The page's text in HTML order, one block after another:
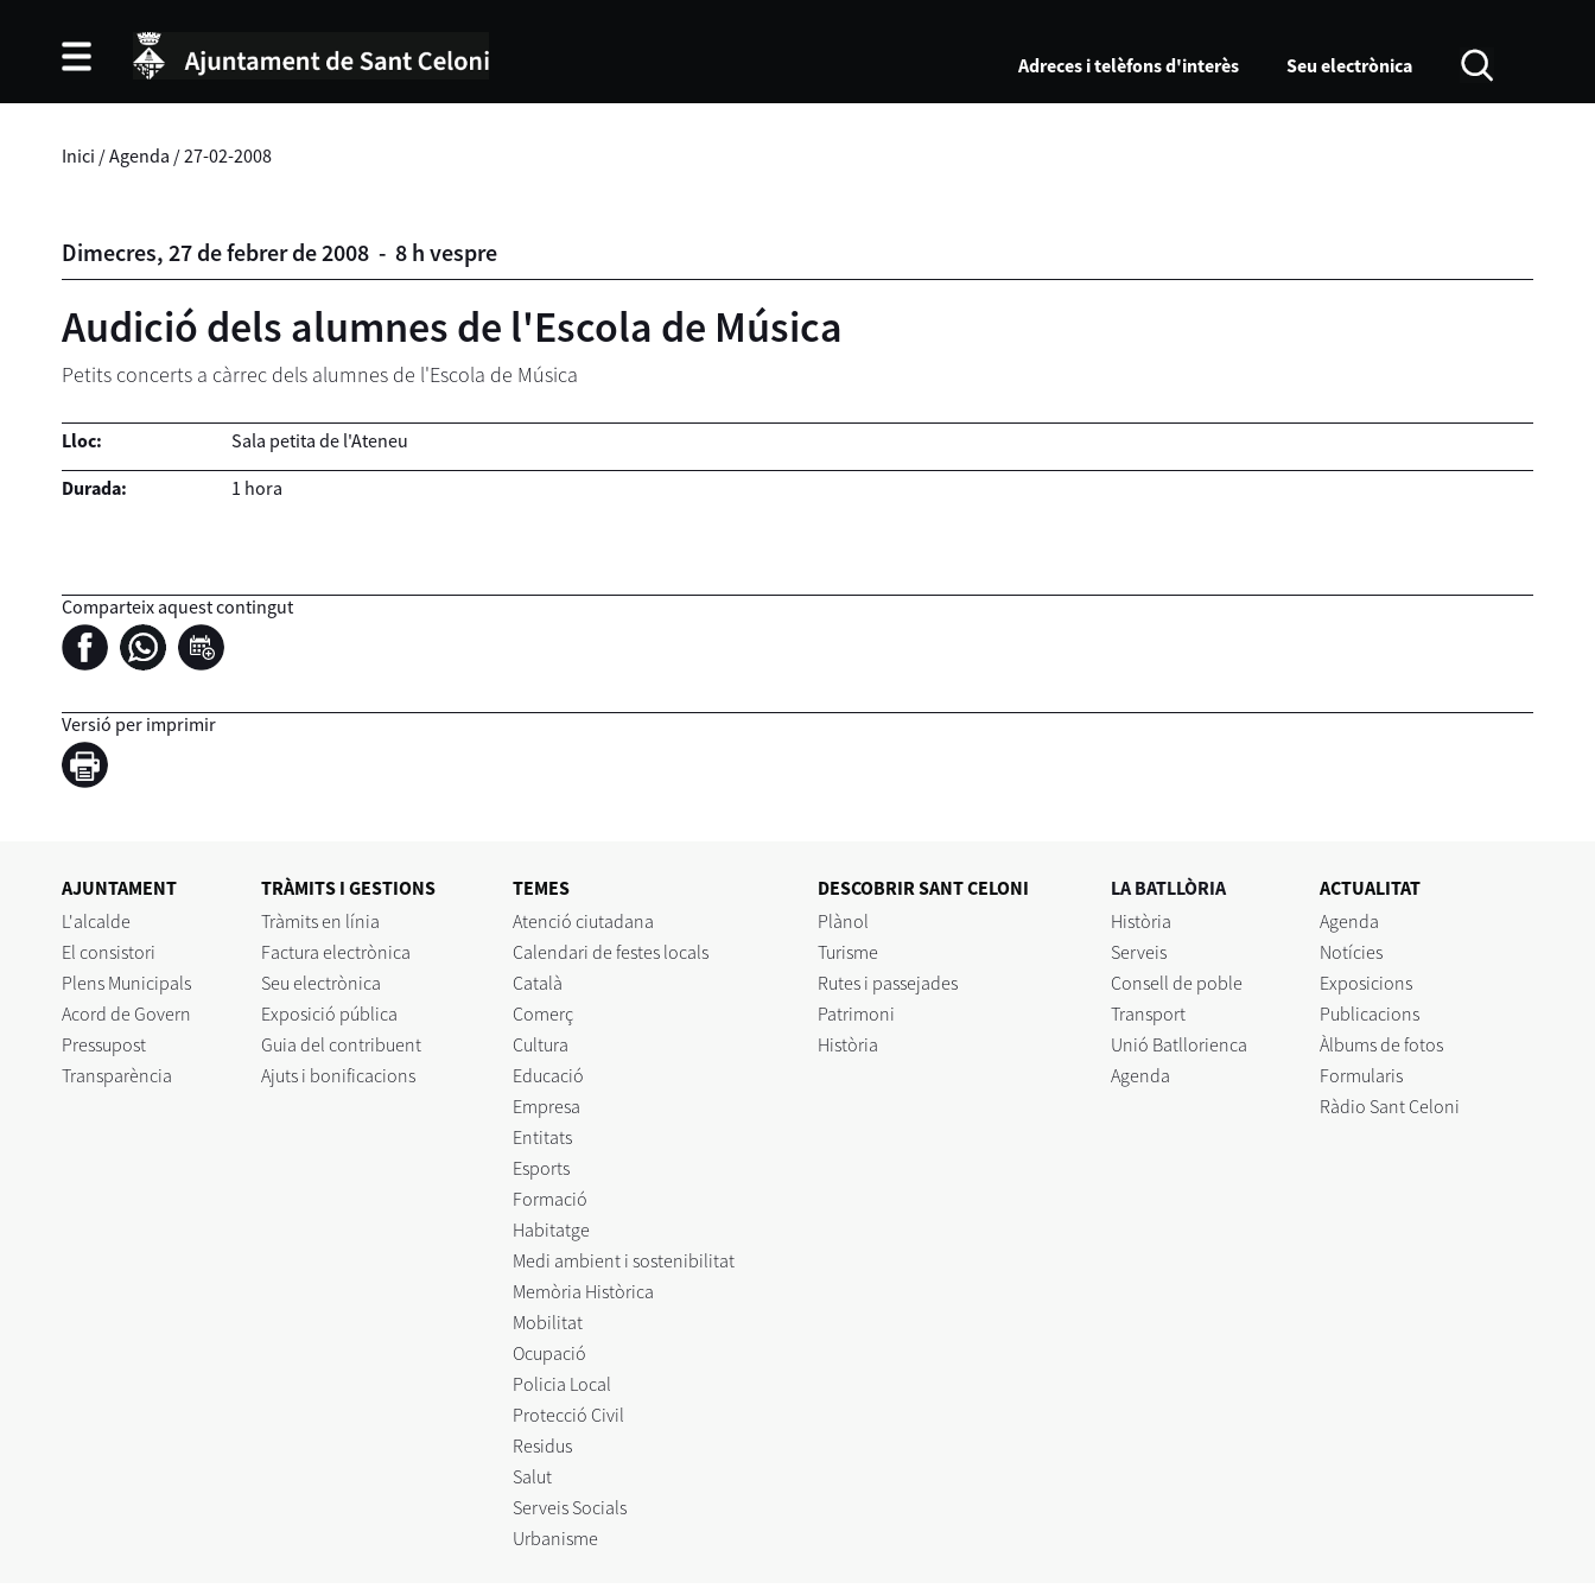
Adreces i telèfons d'interès Seu electrònica
Inici /Agenda /27-02-2008
Dimecres, 27 defebrer de2008 - 8 h vespre
Audició dels alumnes de l'Escola de Música
Petits concerts a càrrec dels alumnes de l'Escola de Música
Lloc:
Sala petita de l'Ateneu
Durada:
1 hora
Comparteix aquest contingut
Versió per imprimir
AJUNTAMENT
L'alcalde
El consistori
Plens Municipals
Acord de Govern
Pressupost
Transparència
TRÀMITS I GESTIONS
Tràmits en línia
Factura electrònica
Seu electrònica
Exposició pública
Guia del contribuent
Ajuts i bonificacions
TEMES
Atenció ciutadana
Calendari de festes locals
Català
Comerç
Cultura
Educació
Empresa
Entitats
Esports
Formació
Habitatge
Medi ambient i sostenibilitat
Memòria Històrica
Mobilitat
Ocupació
Policia Local
Protecció Civil
Residus
Salut
Serveis Socials
Urbanisme
DESCOBRIR SANT CELONI
Plànol
Turisme
Rutes i passejades
Patrimoni
Història
LA BATLLÒRIA
Història
Serveis
Consell de poble
Transport
Unió Batllorienca
Agenda
ACTUALITAT
Agenda
Notícies
Exposicions
Publicacions
Àlbums de fotos
Formularis
Ràdio Sant Celoni